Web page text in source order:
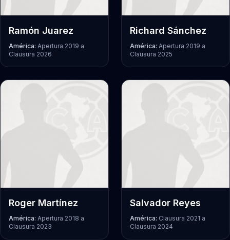
Ramón Juarez
América: Apertura 2019 a
Clausura 2026
Richard Sánchez
América: Apertura 2019 a
Clausura 2025
Roger Martínez
América: Apertura 2018 a
Clausura 2023
Salvador Reyes
América: Clausura 2021 a
Clausura 2024